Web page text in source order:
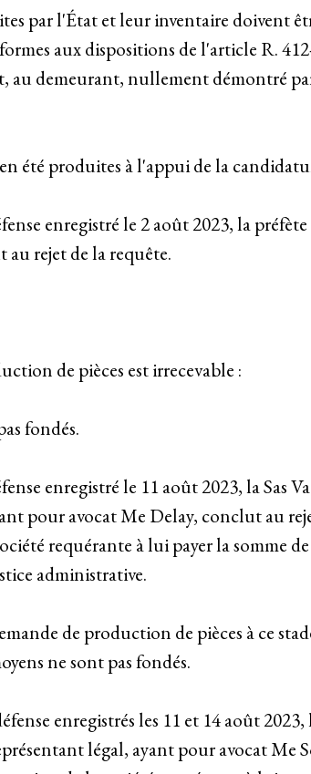
par l'État et leur inventaire doivent
aux dispositions de l'article R.
au demeurant, nullement démontré
été produites à l'appui de la
enregistré le 2 août 2023, la
rejet de la requête.
de pièces est irrecevable :
fondés.
enregistré le 11 août 2023, la Sas
pour avocat Me Delay, conclut au
requérante à lui payer la somme
administrative.
de production de pièces à ce
ne sont pas fondés.
enregistrés les 11 et 14 août
légal, ayant pour avocat Me